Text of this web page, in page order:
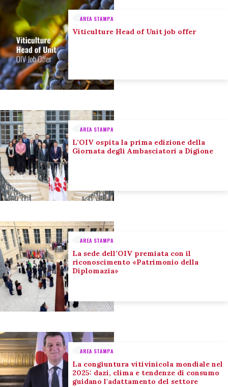
AREA STAMPA
Viticulture Head of Unit job offer
AREA STAMPA
L’OIV ospita la prima edizione della
Giornata degli Ambasciatori a Digione
AREA STAMPA
La sede dell’OIV premiata con il
riconoscimento «Patrimonio della
Diplomazia»
AREA STAMPA
La congiuntura vitivinicola mondiale nel
2025: dazi, clima e tendenze di consumo
guidano l'adattamento del settore